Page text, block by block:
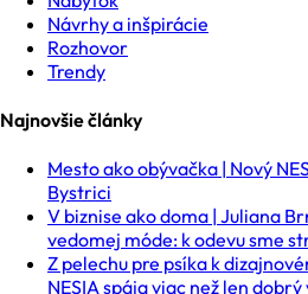
Návrhy a inšpirácie
Rozhovor
Trendy
Najnovšie články
Mesto ako obývačka | Nový
Bystrici
V biznise ako doma | Juliana
vedomej móde: k odevu sme
Z pelechu pre psíka k
NESIA spája viac než len dobrý